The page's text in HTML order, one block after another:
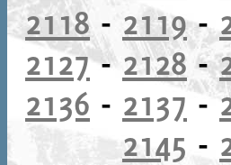
2118- 2119-
2127- 2128-
2136 - 2137-
2145 -